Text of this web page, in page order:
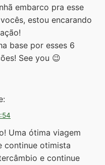
embarco pra esse
estou encarando
base por esses 6
See you 😉
Uma ótima viagem
continue otimista
e continue